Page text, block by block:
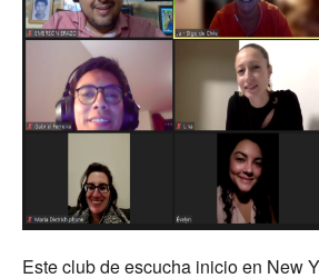
Este club de escucha inicio en New